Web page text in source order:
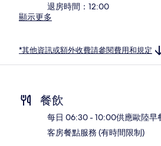
退房時間：12:00
顯示更多
*其他資訊或額外收費請參閱費用和規定
餐飲
每日 06:30 - 10:00供應歐陸早
客房餐點服務 (有時間限制)